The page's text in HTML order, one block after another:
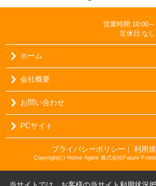
営業時間:10:00
定休日:なし
ホーム
会社概要
お問い合わせ
PCサイト
プライバシーポリシー ｜ 利用
Copyright(c) Home Agent 株式会社Future